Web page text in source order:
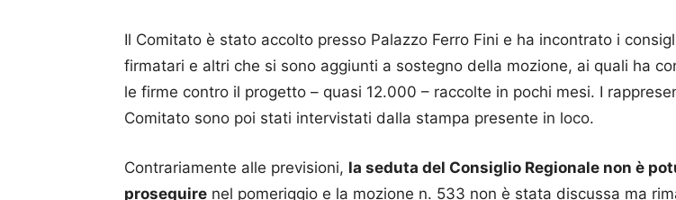
Il Comitato è stato accolto presso Palazzo Ferro Fini e ha incontrato i
firmatari e altri che si sono aggiunti a sostegno della mozione, ai quali ha
le firme contro il progetto – quasi 12.000 – raccolte in pochi mesi. I
Comitato sono poi stati intervistati dalla stampa presente in loco.
Contrariamente alle previsioni, la seduta del Consiglio Regionale non è
proseguire nel pomeriggio e la mozione n. 533 non è stata discussa ma